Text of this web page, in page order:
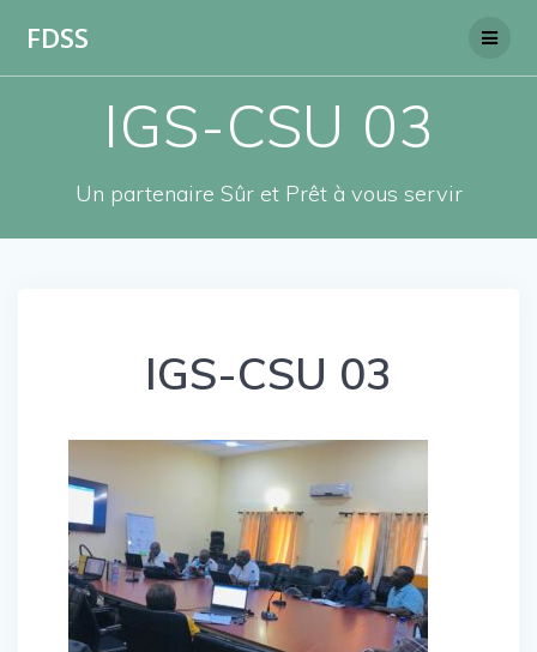
FDSS
IGS-CSU 03
Un partenaire Sûr et Prêt à vous servir
IGS-CSU 03